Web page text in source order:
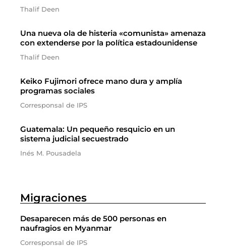
Thalif Deen
Una nueva ola de histeria «comunista» amenaza
con extenderse por la política estadounidense
Thalif Deen
Keiko Fujimori ofrece mano dura y amplía
programas sociales
Corresponsal de IPS
Guatemala: Un pequeño resquicio en un
sistema judicial secuestrado
Inés M. Pousadela
Migraciones
Desaparecen más de 500 personas en
naufragios en Myanmar
Corresponsal de IPS